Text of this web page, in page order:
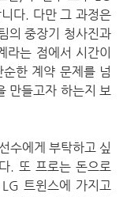
다. 다만 그 과정은
의 중장기 청사진과
라는 점에서 시간이
한 계약 문제를 넘
만들고자 하는지 보
수에게 부탁하고 싶
. 또 프로는 돈으로
트윈스에 가지고